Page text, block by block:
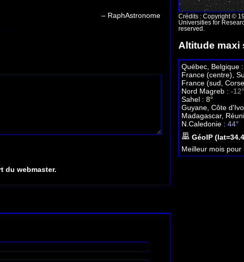
Crédits : Copyright ©
Universities for
reserved.
Altitude maxi
Québec, Belgique :
France (centre),
France (sud,
Nord Magreb : -
Sahel : 8°
Guyane, Côte
Madagascar,
N.Caledonie : 44°
GéoIP
Meilleur mois pour
– RaphAstronome
du webmaster.